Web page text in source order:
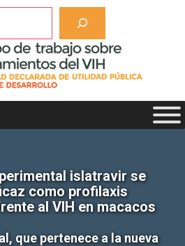
islatravir se
como profilaxis
al VIH en macacos
que pertenece a la nueva